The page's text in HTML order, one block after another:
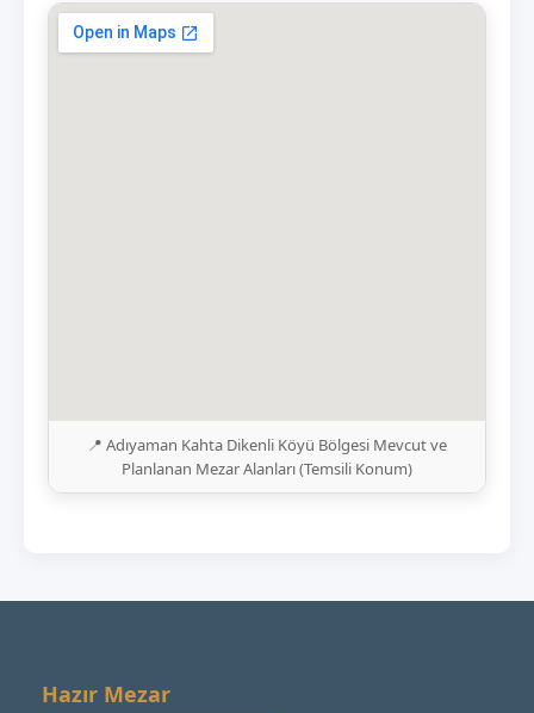
📍 Adıyaman Kahta Dikenli Köyü Bölgesi Mevcut ve
Planlanan Mezar Alanları (Temsili Konum)
Hazır Mezar